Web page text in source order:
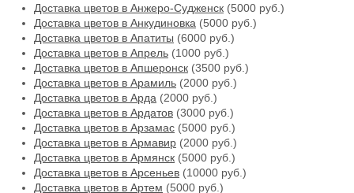
Доставка цветов в Анжеро-Судженск (5000 руб.)
Доставка цветов в Анкудиновка (5000 руб.)
Доставка цветов в Апатиты (6000 руб.)
Доставка цветов в Апрель (1000 руб.)
Доставка цветов в Апшеронск (3500 руб.)
Доставка цветов в Арамиль (2000 руб.)
Доставка цветов в Арда (2000 руб.)
Доставка цветов в Ардатов (3000 руб.)
Доставка цветов в Арзамас (5000 руб.)
Доставка цветов в Армавир (2000 руб.)
Доставка цветов в Армянск (5000 руб.)
Доставка цветов в Арсеньев (10000 руб.)
Доставка цветов в Артем (5000 руб.)